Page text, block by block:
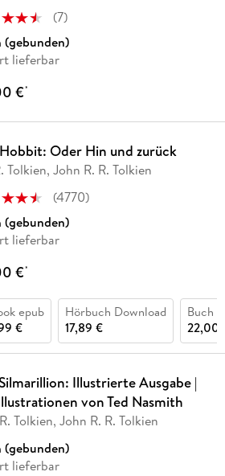
(7)
(gebunden)
lieferbar
€*
Oder Hin und zurück
Tolkien, John R. R. Tolkien
(4770)
(gebunden)
lieferbar
€*
epub
€
Hörbuch Download
17,89 €
Buch
22,00
Illustrierte Ausgabe |
von Ted Nasmith
Tolkien, John R. R. Tolkien
(gebunden)
lieferbar